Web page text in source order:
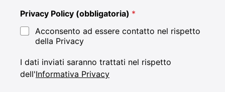
w
t
e
r
Privacy Policy (obbligatoria) *
Acconsento ad essere contatto nel rispetto
della Privacy
I dati inviati saranno trattati nel rispetto
dell'Informativa Privacy